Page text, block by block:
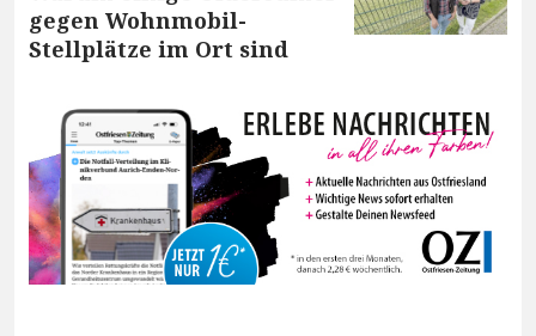
gegen Wohnmobil-
Stellplätze im Ort sind